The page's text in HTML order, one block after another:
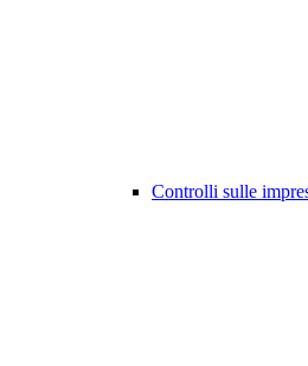
Controlli sulle